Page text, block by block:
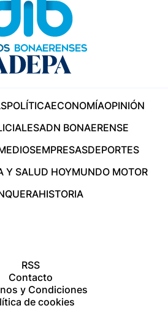
POLÍTICAECONOMÍAOPINIÓN
ADN BONAERENSE
EMPRESASDEPORTES
Y SALUD HOYMUNDO MOTOR
HISTORIA
RSS
Contacto
y Condiciones
de cookies